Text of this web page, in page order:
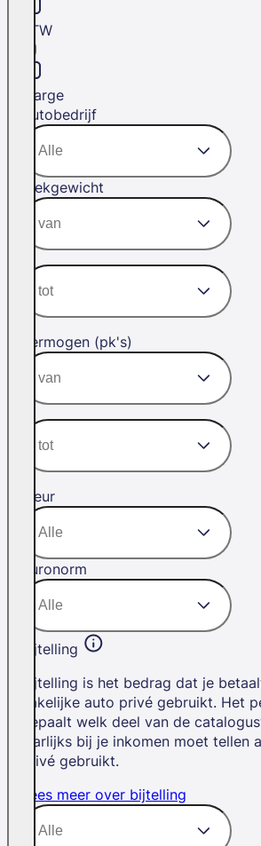
BTW
Marge
Autobedrijf
Trekgewicht
Vermogen (pk's)
Kleur
Euronorm
Bijtelling
Bijtelling is het bedrag dat je
zakelijke auto privé gebruikt. Het
bepaalt welk deel van de
jaarlijks bij je inkomen moet tellen
privé gebruikt.
Lees meer over bijtelling